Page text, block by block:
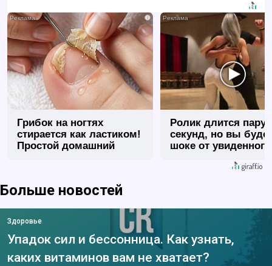
i
Грибок на ногтях
стирается как ластиком!
Простой домашний
Ролик длится пару
секунд, но вы
шоке от увиденного
Больше новостей
Здоровье
Упадок сил и бессонница. Как узнать,
каких витаминов вам не хватает?